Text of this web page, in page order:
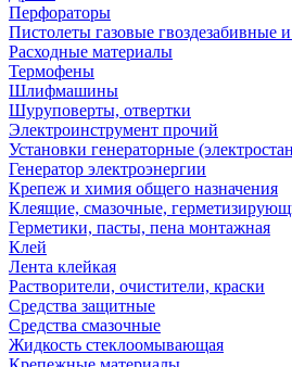
Перфораторы
Пистолеты газовые гвоздезабивные
Расходные материалы
Термофены
Шлифмашины
Шуруповерты, отвертки
Электроинструмент прочий
Установки генераторные
Генератор электроэнергии
Крепеж и химия общего назначения
Клеящие, смазочные,
Герметики, пасты, пена монтажная
Клей
Лента клейкая
Растворители, очистители, краски
Средства защитные
Средства смазочные
Жидкость стеклоомывающая